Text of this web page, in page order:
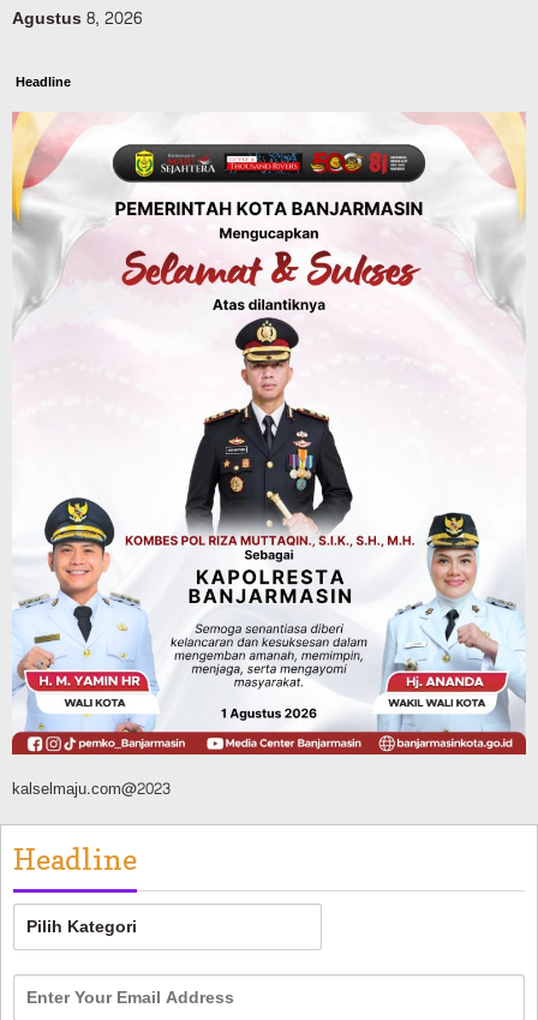
Agustus 8, 2026
Headline
Panaskan Kembali Arena Panjat Tebing,
FPTI Banjarmasin Siapkan Sirkuit se-
Kalsel
Agustus 8, 2026
Sosial & Keagamaan
Hari Pramuka ke-65, Kwarcab
Banjarmasin Ziarah ke Makam Pangeran
Antasari dan Gelar Ulang Janji
Advertorial Dinas Kehutanan Kalsel
Api Sempat Berkobar, Karhutla di
Tahura Sultan Adam Berhasil
Dikendalikan
Agustus 8, 2026
kalselmaju.com@2023
Headline
Headline